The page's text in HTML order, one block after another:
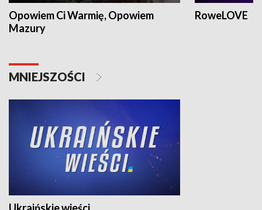
Opowiem Ci Warmię, Opowiem
Mazury
RoweLOVE
MNIEJSZOŚCI